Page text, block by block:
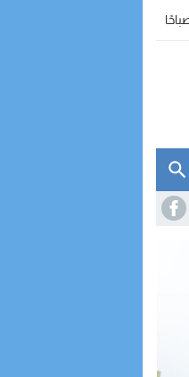
برنامج شتوي غير مسبوق لـ”رايان